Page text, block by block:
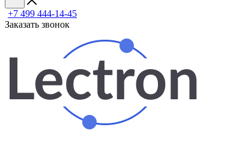
+7 499 444-14-45
Заказать звонок